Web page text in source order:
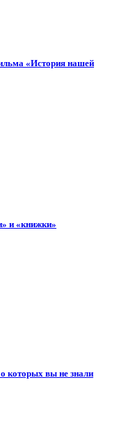
«История нашей
и «книжки»
которых вы не знали